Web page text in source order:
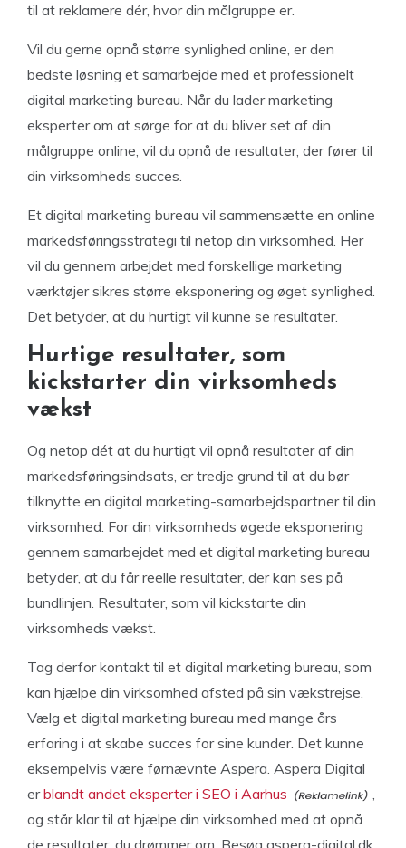
til at reklamere dér, hvor din målgruppe er.
Vil du gerne opnå større synlighed online, er den
bedste løsning et samarbejde med et professionelt
digital marketing bureau. Når du lader marketing
eksperter om at sørge for at du bliver set af din
målgruppe online, vil du opnå de resultater, der fører til
din virksomheds succes.
Et digital marketing bureau vil sammensætte en online
markedsføringsstrategi til netop din virksomhed. Her
vil du gennem arbejdet med forskellige marketing
værktøjer sikres større eksponering og øget synlighed.
Det betyder, at du hurtigt vil kunne se resultater.
Hurtige resultater, som
kickstarter din virksomheds
vækst
Og netop dét at du hurtigt vil opnå resultater af din
markedsføringsindsats, er tredje grund til at du bør
tilknytte en digital marketing-samarbejdspartner til din
virksomhed. For din virksomheds øgede eksponering
gennem samarbejdet med et digital marketing bureau
betyder, at du får reelle resultater, der kan ses på
bundlinjen. Resultater, som vil kickstarte din
virksomheds vækst.
Tag derfor kontakt til et digital marketing bureau, som
kan hjælpe din virksomhed afsted på sin vækstrejse.
Vælg et digital marketing bureau med mange års
erfaring i at skabe succes for sine kunder. Det kunne
eksempelvis være førnævnte Aspera. Aspera Digital
erblandt andet eksperter i SEO i Aarhus
,
og står klar til at hjælpe din virksomhed med at opnå
de resultater, du drømmer om. Besøg aspera-digital.dk,